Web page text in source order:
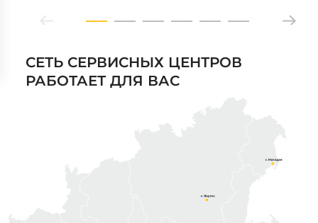
СЕТЬ СЕРВИСНЫХ ЦЕНТРОВ
РАБОТАЕТ ДЛЯ ВАС